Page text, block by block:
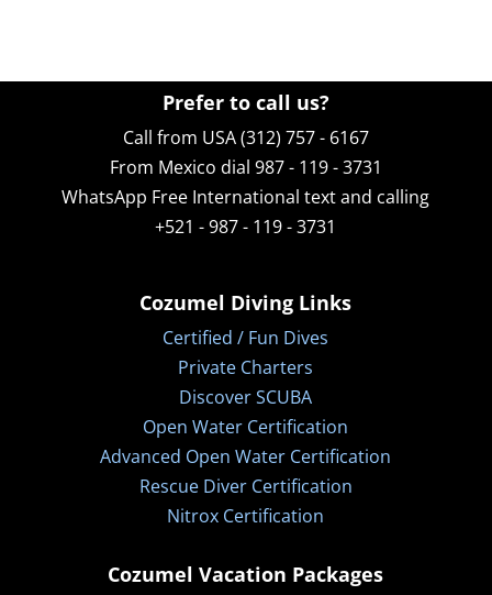
Prefer to call us?
Call from USA (312) 757 - 6167
From Mexico dial 987 - 119 - 3731
WhatsApp Free International text and calling
+521 - 987 - 119 - 3731
Cozumel Diving Links
Certified / Fun Dives
Private Charters
Discover SCUBA
Open Water Certification
Advanced Open Water Certification
Rescue Diver Certification
Nitrox Certification
Cozumel Vacation Packages